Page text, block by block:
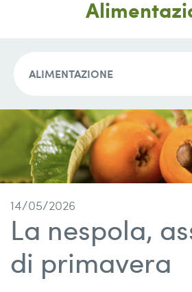
14/05/2026
La nespola,
di primavera